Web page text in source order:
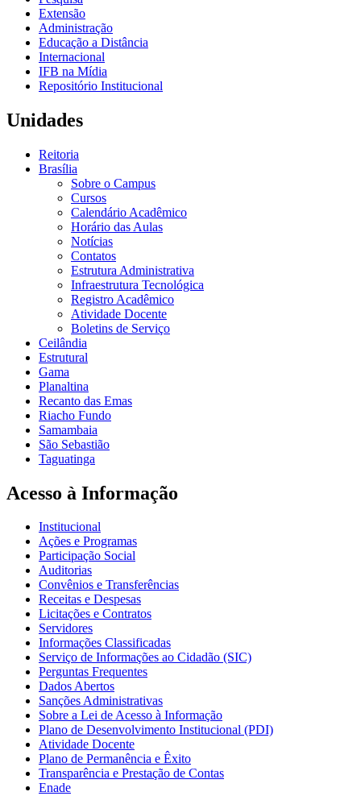
Extensão
Administração
Educação a Distância
Internacional
IFB na Mídia
Repositório Institucional
Unidades
Reitoria
Brasília
Sobre o Campus
Cursos
Calendário Acadêmico
Horário das Aulas
Notícias
Contatos
Estrutura Administrativa
Infraestrutura Tecnológica
Registro Acadêmico
Atividade Docente
Boletins de Serviço
Ceilândia
Estrutural
Gama
Planaltina
Recanto das Emas
Riacho Fundo
Samambaia
São Sebastião
Taguatinga
Acesso à Informação
Institucional
Ações e Programas
Participação Social
Auditorias
Convênios e Transferências
Receitas e Despesas
Licitações e Contratos
Servidores
Informações Classificadas
Serviço de Informações ao Cidadão (SIC)
Perguntas Frequentes
Dados Abertos
Sanções Administrativas
Sobre a Lei de Acesso à Informação
Plano de Desenvolvimento Institucional (PDI)
Atividade Docente
Plano de Permanência e Êxito
Transparência e Prestação de Contas
Enade